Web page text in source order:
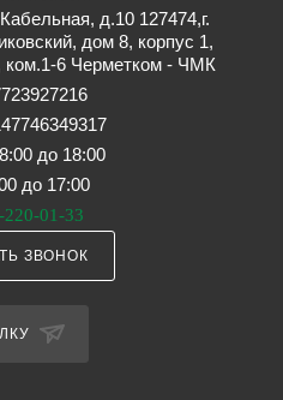
д.10 127474,г.
дом 8, корпус 1,
ком.1-6 Черметком - ЧМК
до 18:00
до 17:00
220-01-33
ЗВОНОК